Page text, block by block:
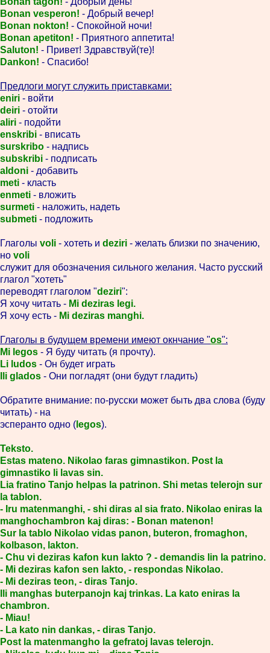
Bonan vesperon! - Добрый вечер!
Bonan nokton! - Спокойной ночи!
Bonan apetiton! - Приятного аппетита!
Saluton! - Привет! Здравствуй(те)!
Dankon! - Спасибо!
Предлоги могут служить приставками:
eniri - войти
deiri - отойти
aliri - подойти
enskribi - вписать
surskribo - надпись
subskribi - подписать
aldoni - добавить
meti - класть
enmeti - вложить
surmeti - наложить, надеть
submeti - подложить
Глаголы voli - хотеть и deziri - желать близки по значению,
но voli
служит для обозначения сильного желания. Часто русский
глагол "хотеть"
переводят глаголом "deziri":
Я хочу читать - Mi deziras legi.
Я хочу есть - Mi deziras manghi.
Глаголы в будущем времени имеют окнчание "os":
Mi legos - Я буду читать (я прочту).
Li ludos - Он будет играть
Ili glados - Они погладят (они будут гладить)
Обратите внимание: по-русски может быть два слова (буду
читать) - на
эсперанто одно ( legos).
Teksto.
Estas mateno. Nikolao faras gimnastikon. Post la
gimnastiko li lavas sin.
Lia fratino Tanjo helpas la patrinon. Shi metas telerojn sur
la tablon.
- Iru matenmanghi, - shi diras al sia frato. Nikolao eniras la
manghochambron kaj diras: - Bonan matenon!
Sur la tablo Nikolao vidas panon, buteron, fromaghon,
kolbason, lakton.
- Chu vi deziras kafon kun lakto ? - demandis lin la patrino.
- Mi deziras kafon sen lakto, - respondas Nikolao.
- Mi deziras teon, - diras Tanjo.
Ili manghas buterpanojn kaj trinkas. La kato eniras la
chambron.
- Miau!
- La kato nin dankas, - diras Tanjo.
Post la matenmangho la gefratoj lavas telerojn.